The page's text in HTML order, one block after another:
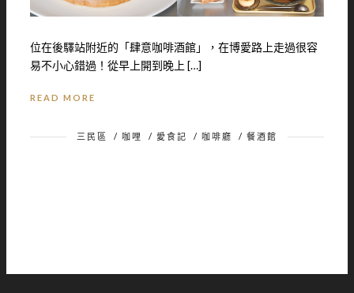
位在後驛站附近的「肆意咖啡酒館」，在博愛路上走過很容
易不小心錯過！從早上開到晚上 […]
READ MORE
三民區 / 咖哩 / 愛食記 / 咖啡廳 / 餐酒館